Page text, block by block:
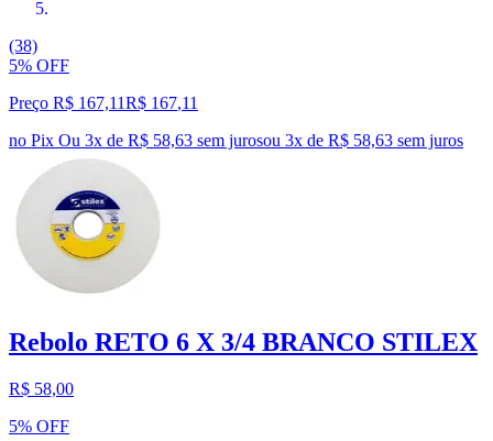
(38)
5% OFF
Preço R$ 167,11R$ 167,11
no Pix Ou 3x de R$ 58,63 sem jurosou 3x de R$ 58,63 sem juros
Rebolo RETO 6 X 3/4 BRANCO STILEX
R$ 58,00
5% OFF